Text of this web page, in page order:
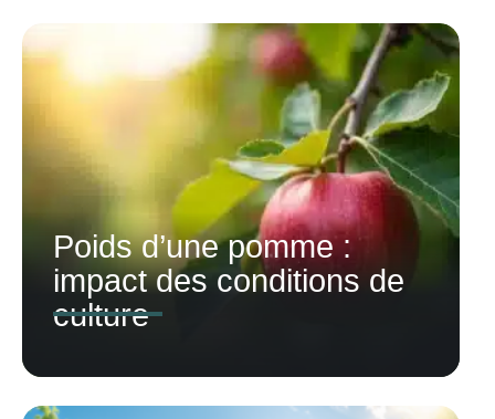
Poids d’une pomme :
impact des conditions de
culture